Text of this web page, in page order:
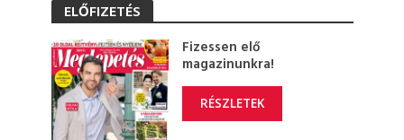
ELŐFIZETÉS
Fizessen elő
magazinunkra!
RÉSZLETEK